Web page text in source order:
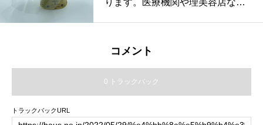
入らないという声も頂いておりま
005.jp#haus_matsue #hausmatsu
コメント
0 トラックバック
トラックバックURL